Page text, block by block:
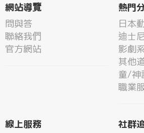
網站導覽
問與答
聯絡我們
官方網站
熱門
日本
迪士
影劇
其他
童/神
職業
線上服務
社群